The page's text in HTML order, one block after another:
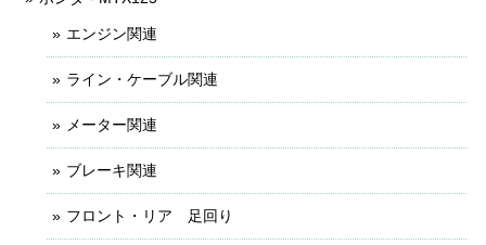
エンジン関連
ライン・ケーブル関連
メーター関連
ブレーキ関連
フロント・リア 足回り